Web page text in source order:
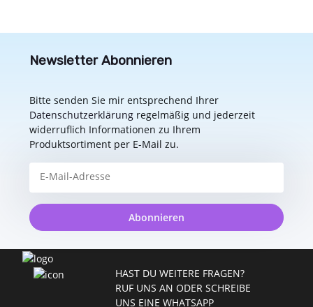
Newsletter Abonnieren
Bitte senden Sie mir entsprechend Ihrer
Datenschutzerklärung regelmäßig und jederzeit
widerruflich Informationen zu Ihrem
Produktsortiment per E-Mail zu.
Abonnieren
HAST DU WEITERE FRAGEN?
RUF UNS AN ODER SCHREIBE
UNS EINE WHATSAPP